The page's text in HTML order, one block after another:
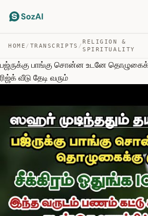
HOME / TRANSCRIPTS /
RELIGION &
SPIRITUALITY
பஜ்ருக்கு பாங்கு சொன்ன உடனே
ரிஜ்க் வீடு தேடி வரும்